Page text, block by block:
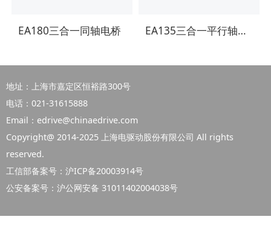
EA180三合一同轴电桥 EA135三合一平行轴电桥
地址：上海市嘉定区恒裕路300号
电话：021-31615888
Email：edrive@chinaedrive.com
Copyright@ 2014-2025 上海电驱动股份有限公司 All rights
reserved.
工信部备案号： 沪ICP备20003914号
公安备案号： 沪公网安备 31011402004038号